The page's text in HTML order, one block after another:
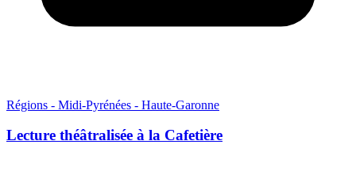
Régions - Midi-Pyrénées - Haute-Garonne
Lecture théâtralisée à la Cafetière